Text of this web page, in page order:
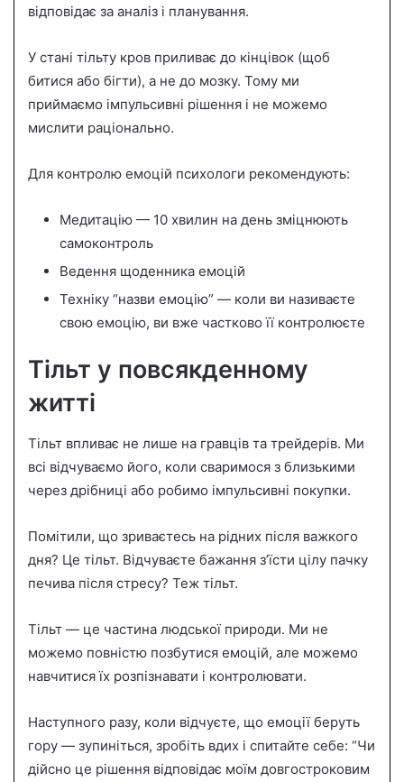
відповідає за аналіз і планування.
У стані тільту кров приливає до кінцівок (щоб
битися або бігти), а не до мозку. Тому ми
приймаємо імпульсивні рішення і не можемо
мислити раціонально.
Для контролю емоцій психологи рекомендують:
Медитацію — 10 хвилин на день зміцнюють
самоконтроль
Ведення щоденника емоцій
Техніку “назви емоцію” — коли ви називаєте
свою емоцію, ви вже частково її контролюєте
Тільт у повсякденному
житті
Тільт впливає не лише на гравців та трейдерів. Ми
всі відчуваємо його, коли сваримося з близькими
через дрібниці або робимо імпульсивні покупки.
Помітили, що зриваєтесь на рідних після важкого
дня? Це тільт. Відчуваєте бажання з’їсти цілу пачку
печива після стресу? Теж тільт.
Тільт — це частина людської природи. Ми не
можемо повністю позбутися емоцій, але можемо
навчитися їх розпізнавати і контролювати.
Наступного разу, коли відчуєте, що емоції беруть
гору — зупиніться, зробіть вдих і спитайте себе: “Чи
дійсно це рішення відповідає моїм довгостроковим